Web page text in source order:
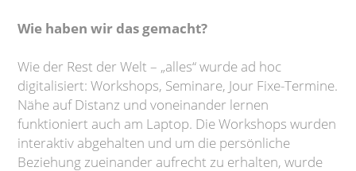
Wie haben wir das gemacht?
Wie der Rest der Welt – „alles“ wurde ad hoc
digitalisiert: Workshops, Seminare, Jour Fixe-Termine.
Nähe auf Distanz und voneinander lernen
funktioniert auch am Laptop. Die Workshops wurden
interaktiv abgehalten und um die persönliche
Beziehung zueinander aufrecht zu erhalten, wurde